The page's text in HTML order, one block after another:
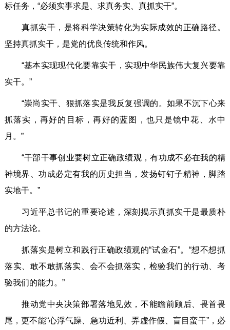
标任务，“必须实事求是、求真务实、真抓实干”。
真抓实干，是将科学决策转化为实际成效的正确路径。
坚持真抓实干，是党的优良传统和作风。
“基本实现现代化要靠实干，实现中华民族伟大复兴要靠
实干。”
“崇尚实干、狠抓落实是我反复强调的。如果不沉下心来
抓落实，再好的目标，再好的蓝图，也只是镜中花、水中
月。”
“干部干事创业要树立正确政绩观，有功成不必在我的精
神境界、功成必定有我的历史担当，发扬钉钉子精神，脚踏
实地干。”
习近平总书记的重要论述，深刻揭示真抓实干是最质朴
的方法论。
抓落实是树立和践行正确政绩观的“试金石”。“想不想抓
落实、敢不敢抓落实、会不会抓落实，检验我们的行动、考
验我们的能力。”
推动党中央决策部署落地见效，不能瞻前顾后、畏首畏
尾，更不能“心浮气躁、急功近利、弄虚作假、盲目蛮干”，必